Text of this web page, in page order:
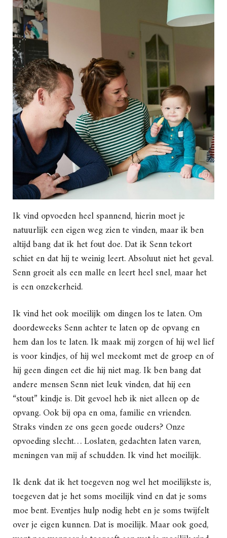
Ik vind opvoeden heel spannend, hierin moet je
natuurlijk een eigen weg zien te vinden, maar ik ben
altijd bang dat ik het fout doe. Dat ik Senn tekort
schiet en dat hij te weinig leert. Absoluut niet het geval.
Senn groeit als een malle en leert heel snel, maar het
is een onzekerheid.
Ik vind het ook moeilijk om dingen los te laten. Om
doordeweeks Senn achter te laten op de opvang en
hem dan los te laten. Ik maak mij zorgen of hij wel lief
is voor kindjes, of hij wel meekomt met de groep en of
hij geen dingen eet die hij niet mag. Ik ben bang dat
andere mensen Senn niet leuk vinden, dat hij een
“stout” kindje is. Dit gevoel heb ik niet alleen op de
opvang. Ook bij opa en oma, familie en vrienden.
Straks vinden ze ons geen goede ouders? Onze
opvoeding slecht… Loslaten, gedachten laten varen,
meningen van mij af schudden. Ik vind het moeilijk.
Ik denk dat ik het toegeven nog wel het moeilijkste is,
toegeven dat je het soms moeilijk vind en dat je soms
moe bent. Eventjes hulp nodig hebt en je soms twijfelt
over je eigen kunnen. Dat is moeilijk. Maar ook goed,